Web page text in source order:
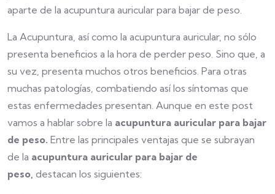
aparte de la acupuntura auricular para bajar de peso.
La Acupuntura, así como la acupuntura auricular, no sólo
presenta beneficios a la hora de perder peso. Sino que, a
su vez, presenta muchos otros beneficios. Para otras
muchas patologías, combatiendo así los síntomas que
estas enfermedades presentan. Aunque en este post
vamos a hablar sobre la acupuntura auricular para bajar
de peso. Entre las principales ventajas que se subrayan
de la acupuntura auricular para bajar de
peso, destacan los siguientes: